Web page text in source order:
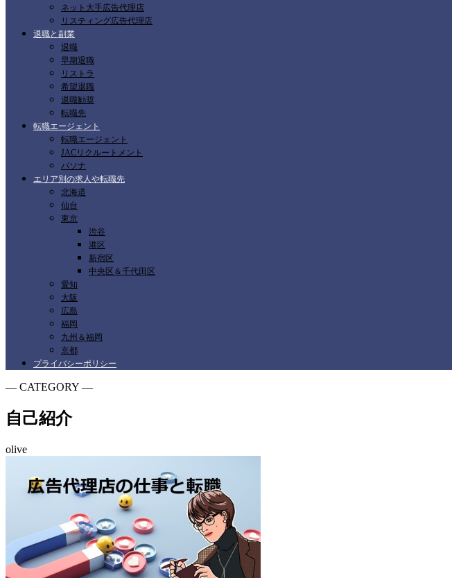
ネット大手広告代理店
リスティング広告代理店
退職と副業
退職
早期退職
リストラ
希望退職
退職勧奨
転職先
転職エージェント
転職エージェント
JACリクルートメント
パソナ
エリア別の求人や転職先
北海道
仙台
東京
渋谷
港区
新宿区
中央区＆千代田区
愛知
大阪
広島
福岡
九州＆福岡
京都
プライバシーポリシー
― CATEGORY ―
自己紹介
olive